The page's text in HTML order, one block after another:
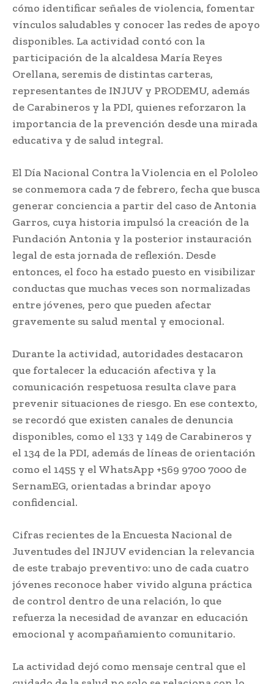
cómo identificar señales de violencia, fomentar
vínculos saludables y conocer las redes de apoyo
disponibles. La actividad contó con la
participación de la alcaldesa María Reyes
Orellana, seremis de distintas carteras,
representantes de INJUV y PRODEMU, además
de Carabineros y la PDI, quienes reforzaron la
importancia de la prevención desde una mirada
educativa y de salud integral.
El Día Nacional Contra la Violencia en el Pololeo
se conmemora cada 7 de febrero, fecha que busca
generar conciencia a partir del caso de Antonia
Garros, cuya historia impulsó la creación de la
Fundación Antonia y la posterior instauración
legal de esta jornada de reflexión. Desde
entonces, el foco ha estado puesto en visibilizar
conductas que muchas veces son normalizadas
entre jóvenes, pero que pueden afectar
gravemente su salud mental y emocional.
Durante la actividad, autoridades destacaron
que fortalecer la educación afectiva y la
comunicación respetuosa resulta clave para
prevenir situaciones de riesgo. En ese contexto,
se recordó que existen canales de denuncia
disponibles, como el 133 y 149 de Carabineros y
el 134 de la PDI, además de líneas de orientación
como el 1455 y el WhatsApp +569 9700 7000 de
SernamEG, orientadas a brindar apoyo
confidencial.
Cifras recientes de la Encuesta Nacional de
Juventudes del INJUV evidencian la relevancia
de este trabajo preventivo: uno de cada cuatro
jóvenes reconoce haber vivido alguna práctica
de control dentro de una relación, lo que
refuerza la necesidad de avanzar en educación
emocional y acompañamiento comunitario.
La actividad dejó como mensaje central que el